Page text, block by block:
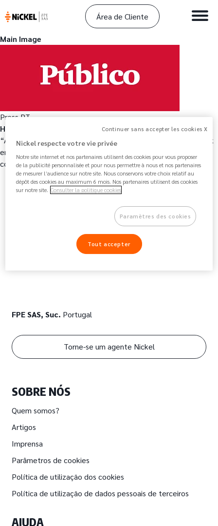
Área de Cliente
Main Image
Press PT
Hook
“A NiCKEL apresenta-se como a líder no segmento de neobank
em França e dona da terceira maior rede de distribuição de
contas correntes, com 2,5 milhões de contas abertas.”
FPE SAS, Suc. Portugal
SOBRE NÓS
Quem somos?
Artigos
Imprensa
Parâmetros de cookies
Política de utilização dos cookies
Política de utilização de dados pessoais de terceiros
AJUDA
Torne-se um agente Nickel
Continuer sans accepter les cookies X
Nickel respecte votre vie privée
Notre site internet et nos partenaires utilisent des cookies pour vous proposer
de la publicité personnalisée et pour nous permettre à nous et nos partenaires
de mesurer l’audience sur notre site. Nous conservons votre choix relatif au
dépôt des cookies au maximum 6 mois. Nos partenaires utilisent des cookies
sur notre site. Consulter la politique cookies
Paramètres des cookies
Tout accepter